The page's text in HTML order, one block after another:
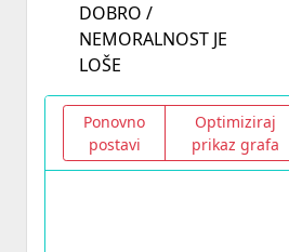
DOBRO /
NEMORALNOST JE
LOŠE
Ponovno
postavi
Optimiziraj
prikaz grafa